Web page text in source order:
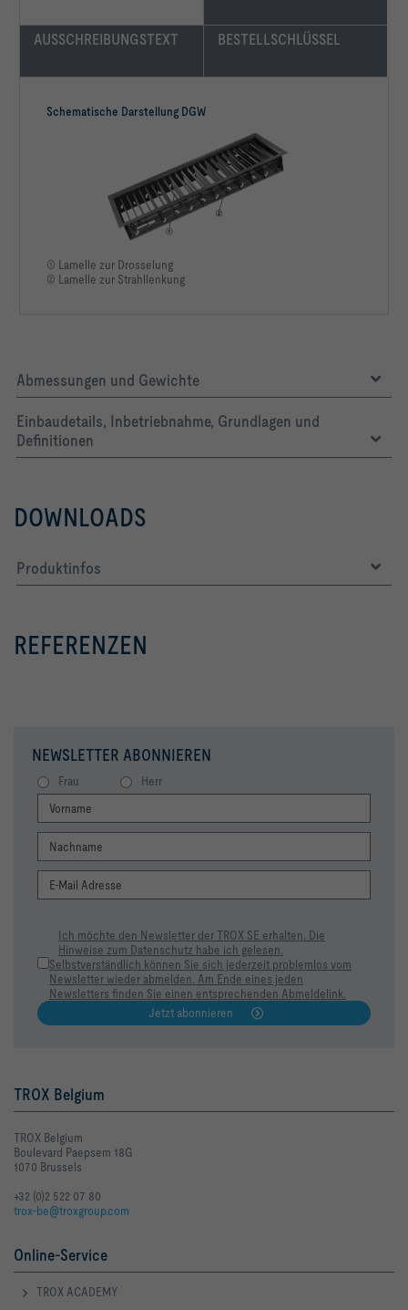
AUSSCHREIBUNGSTEXT BESTELLSCHLÜSSEL
Schematische Darstellung DGW
① Lamelle zur Drosselung
② Lamelle zur Strahllenkung
Abmessungen und Gewichte
Einbaudetails, Inbetriebnahme, Grundlagen und
Definitionen
DOWNLOADS
Produktinfos
REFERENZEN
NEWSLETTER ABONNIEREN
Frau Herr
Ich möchte den Newsletter der TROX SE erhalten. Die
Hinweise zum Datenschutz habe ich gelesen.
Selbstverständlich können Sie sich jederzeit problemlos vom
Newsletter wieder abmelden. Am Ende eines jeden
Newsletters finden Sie einen entsprechenden Abmeldelink.
Jetzt abonnieren
TROX Belgium
TROX Belgium
Boulevard Paepsem 18G
1070 Brussels
+32 (0)2 522 07 80
trox-be@troxgroup.com
Online-Service
TROX ACADEMY